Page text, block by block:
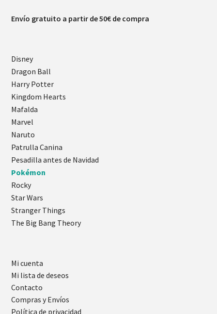
Envío gratuito a partir de 50€ de compra
Disney
Dragon Ball
Harry Potter
Kingdom Hearts
Mafalda
Marvel
Naruto
Patrulla Canina
Pesadilla antes de Navidad
Pokémon
Rocky
Star Wars
Stranger Things
The Big Bang Theory
Mi cuenta
Mi lista de deseos
Contacto
Compras y Envíos
Política de privacidad